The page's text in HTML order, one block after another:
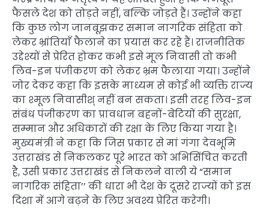
फैसले देश को तोड़ते नहीं, बल्कि जोड़ते हैं। उन्होंने कहा
कि कुछ लोग जानबूझकर समान नागरिक संहिता को
लेकर भ्रांतियाँ फैलाने का प्रयास कर रहे हैं। राजनीतिक
उद्देश्यों से प्रेरित होकर कभी इसे मूल निवासी तो कभी
लिव-इन पंजीकरण को लेकर भ्रम फैलाया गया। उन्होंने
जोर देकर कहा कि इसके माध्यम से कोई भी व्यक्ति राज्य
का श्मूल निवासीश् नहीं बन सकता। इसी तरह लिव-इन
संबंध पंजीकरण का प्रावधान बहनों-बेटियों की सुरक्षा,
सम्मान और अधिकारों की रक्षा के लिए किया गया है।
मुख्यमंत्री ने कहा कि जिस प्रकार से मां गंगा देवभूमि
उत्तराखंड से निकलकर पूरे भारत को अभिसिंचित करती
है, उसी प्रकार उत्तराखंड से निकलने वाली ये “समान
नागरिक संहिता’’ की धारा भी देश के दूसरे राज्यों को इस
दिशा में आगे बढ़ने के लिए अवश्य प्रेरित करेगी।